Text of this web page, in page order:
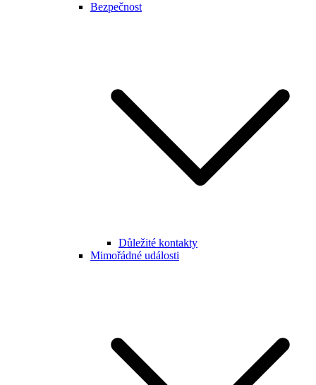
Bezpečnost
Důležité kontakty
Mimořádné události